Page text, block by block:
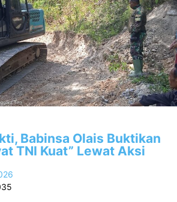
Babinsa Olais Buktikan
TNI Kuat” Lewat Aksi